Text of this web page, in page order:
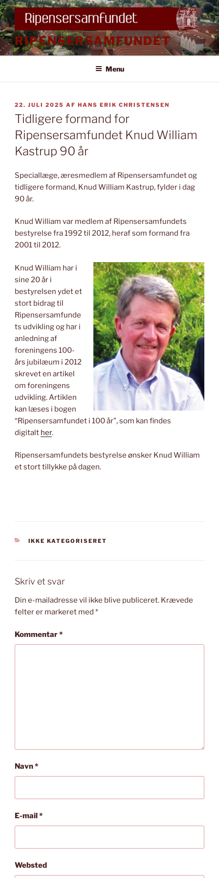
Videre
til
indhold
RIPENSERSAMFUNDET
Menu
UDGIVET
DEN
22. JULI 2025 AF HANS ERIK CHRISTENSEN
Tidligere formand for
Ripensersamfundet Knud William
Kastrup 90 år
Speciallæge, æresmedlem af Ripensersamfundet og
tidligere formand, Knud William Kastrup, fylder i dag
90 år.
Knud William var medlem af Ripensersamfundets
bestyrelse fra 1992 til 2012, heraf som formand fra
2001 til 2012.
Knud William har i
sine 20 år i
bestyrelsen ydet et
stort bidrag til
Ripensersamfunde
ts udvikling og har i
anledning af
foreningens 100-
års jubilæum i 2012
skrevet en artikel
om foreningens
udvikling. Artiklen
kan læses i bogen
“Ripensersamfundet i 100 år”, som kan findes
digitalt her.
Ripensersamfundets bestyrelse ønsker Knud William
et stort tillykke på dagen.
KATEGORIER
IKKE KATEGORISERET
Skriv et svar
Din e-mailadresse vil ikke blive publiceret. Krævede
felter er markeret med *
Kommentar*
Navn*
E-mail *
Websted